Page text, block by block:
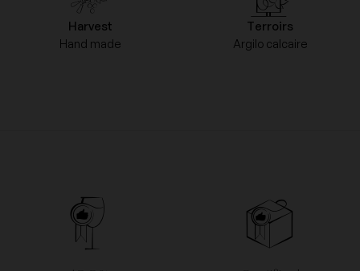
Harvest
Hand made
Terroirs
Argilo calcaire